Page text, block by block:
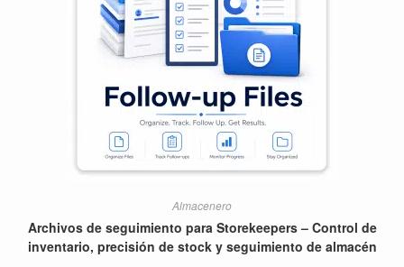
Almacenero
Archivos de seguimiento para Storekeepers – Control de
inventario, precisión de stock y seguimiento de almacén